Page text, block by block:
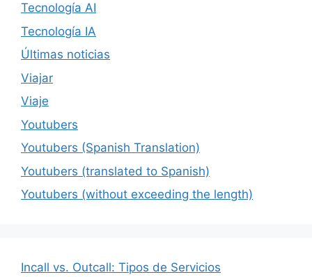
Tecnología AI
Tecnología IA
Últimas noticias
Viajar
Viaje
Youtubers
Youtubers (Spanish Translation)
Youtubers (translated to Spanish)
Youtubers (without exceeding the length)
Incall vs. Outcall: Tipos de Servicios